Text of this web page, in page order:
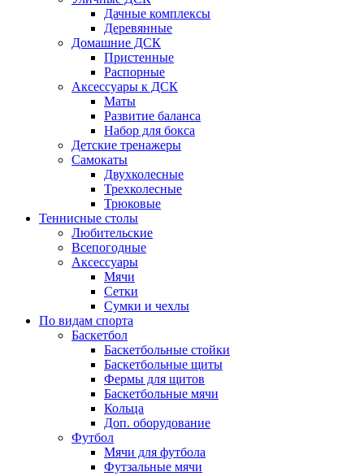
Дачные комплексы
Деревянные
Домашние ДСК
Пристенные
Распорные
Аксесcуары к ДСК
Маты
Развитие баланса
Набор для бокса
Детские тренажеры
Самокаты
Двухколесные
Трехколесные
Трюковые
Теннисные столы
Любительские
Всепогодные
Аксессуары
Мячи
Сетки
Сумки и чехлы
По видам спорта
Баскетбол
Баскетбольные стойки
Баскетбольные щиты
Фермы для щитов
Баскетбольные мячи
Кольца
Доп. оборудование
Футбол
Мячи для футбола
Футзальные мячи